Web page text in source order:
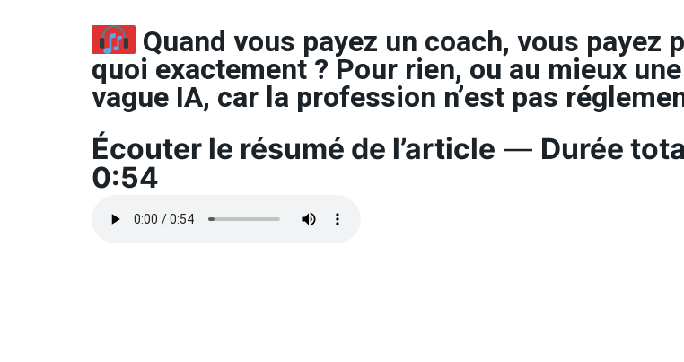
Quand vous payez un coach, vous payez
quoi exactement ? Pour rien, ou au mieux une
vague IA, car la profession n’est pas
Écouter le résumé de l’article — Durée
0:54